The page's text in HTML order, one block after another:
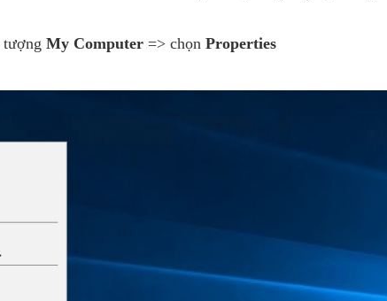
tượng My Computer => chọn Properties